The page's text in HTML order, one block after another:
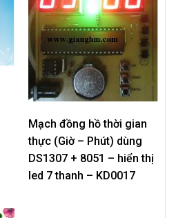
Mạch đồng hồ thời gian
thực (Giờ – Phút) dùng
DS1307 + 8051 – hiển thị
led 7 thanh – KD0017